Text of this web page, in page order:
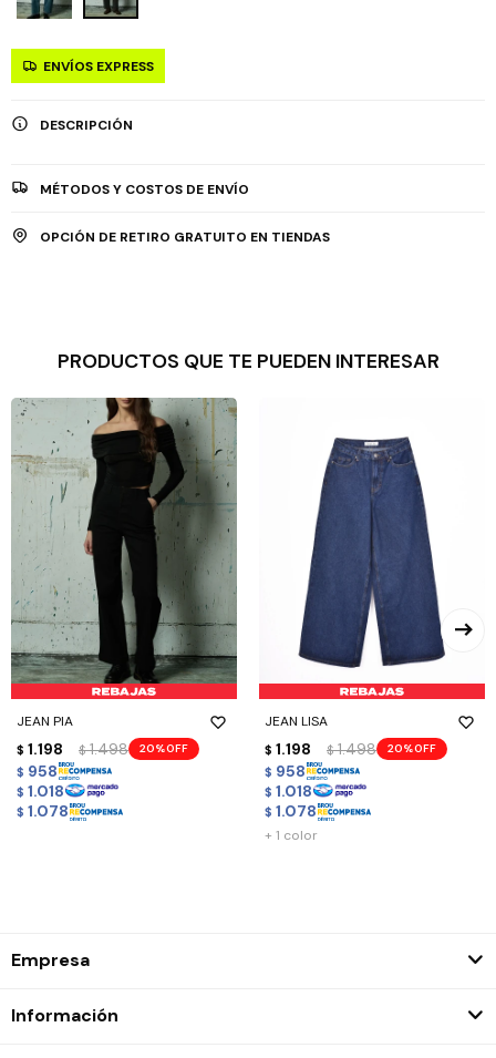
ENVÍOS EXPRESS
DESCRIPCIÓN
MÉTODOS Y COSTOS DE ENVÍO
OPCIÓN DE RETIRO GRATUITO EN TIENDAS
PRODUCTOS QUE TE PUEDEN INTERESAR
JEAN PIA
$ 1.198 $ 1.498 20
$ 958
$ 1.018
$ 1.078
JEAN LISA
$ 1.198 $ 1.498 20
$ 958
$ 1.018
$ 1.078
+ 1 color
Empresa
Información